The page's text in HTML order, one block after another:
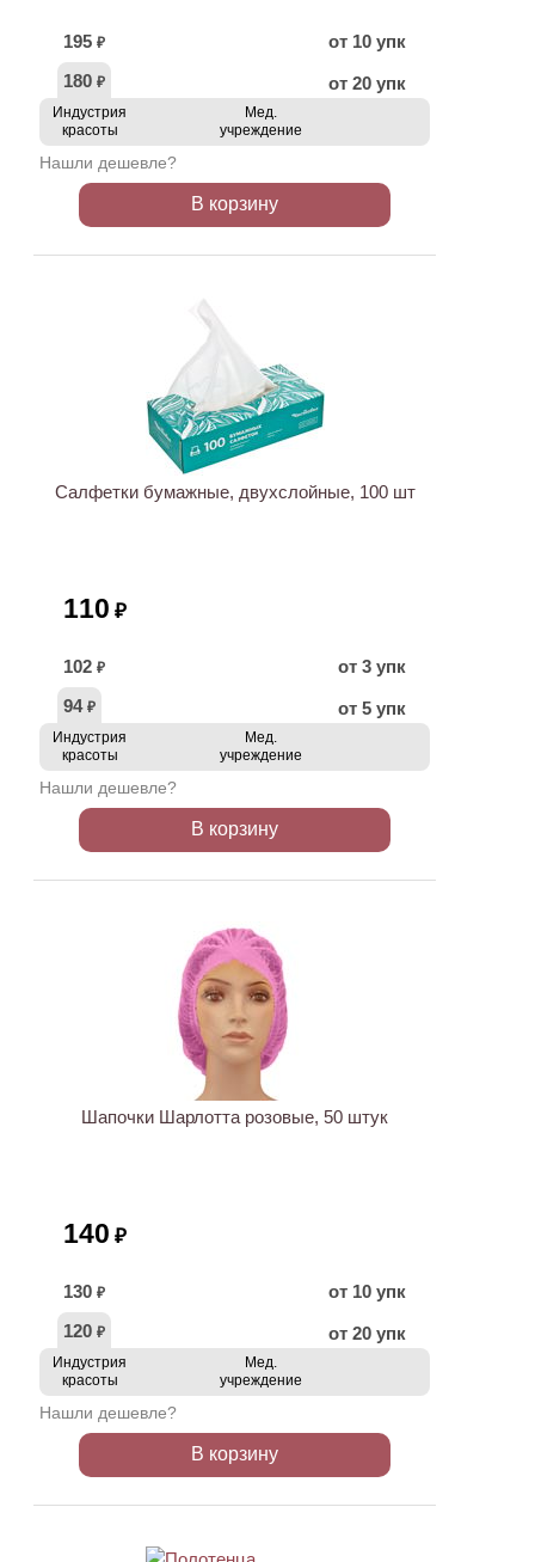
195 ₽
от 10 упк
180 ₽ от 20 упк
Индустрия
красоты
Мед.
учреждение
Нашли дешевле?
В корзину
Салфетки бумажные, двухслойные, 100 шт
110 ₽
102 ₽
от 3 упк
94 ₽ от 5 упк
Индустрия
красоты
Мед.
учреждение
Нашли дешевле?
В корзину
Шапочки Шарлотта розовые, 50 штук
140 ₽
130 ₽
от 10 упк
120 ₽ от 20 упк
Индустрия
красоты
Мед.
учреждение
Нашли дешевле?
В корзину